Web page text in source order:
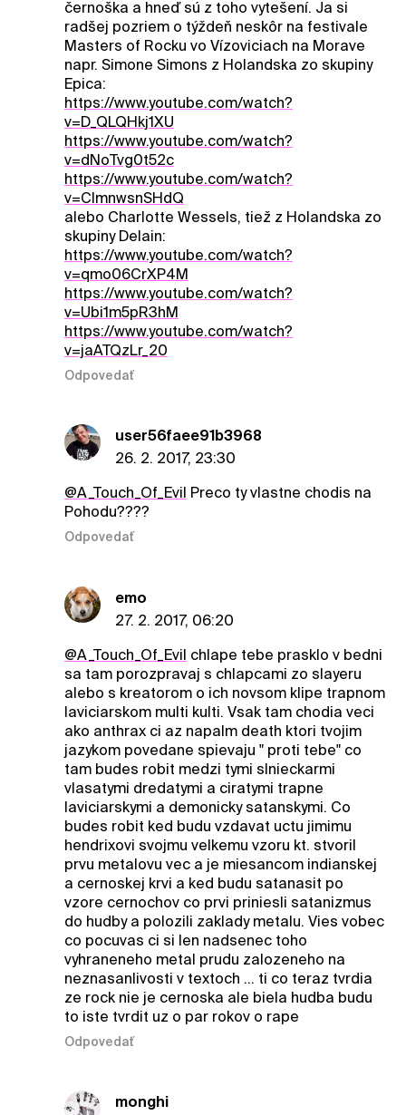
černoška a hneď sú z toho vytešení. Ja si
radšej pozriem o týždeň neskôr na festivale
Masters of Rocku vo Vízoviciach na Morave
napr. Simone Simons z Holandska zo skupiny
Epica:
https://www.youtube.com/watch?
v=D_QLQHkj1XU
https://www.youtube.com/watch?
v=dNoTvg0t52c
https://www.youtube.com/watch?
v=ClmnwsnSHdQ
alebo Charlotte Wessels, tiež z Holandska zo
skupiny Delain:
https://www.youtube.com/watch?
v=qmo06CrXP4M
https://www.youtube.com/watch?
v=Ubi1m5pR3hM
https://www.youtube.com/watch?
v=jaATQzLr_20
Odpovedať
user56faee91b3968
26. 2. 2017, 23:30
@A_Touch_Of_Evil Preco ty vlastne chodis na
Pohodu????
Odpovedať
emo
27. 2. 2017, 06:20
@A_Touch_Of_Evil chlape tebe prasklo v bedni
sa tam porozpravaj s chlapcami zo slayeru
alebo s kreatorom o ich novsom klipe trapnom
laviciarskom multi kulti. Vsak tam chodia veci
ako anthrax ci az napalm death ktori tvojim
jazykom povedane spievaju " proti tebe" co
tam budes robit medzi tymi slnieckarmi
vlasatymi dredatymi a ciratymi trapne
laviciarskymi a demonicky satanskymi. Co
budes robit ked budu vzdavat uctu jimimu
hendrixovi svojmu velkemu vzoru kt. stvoril
prvu metalovu vec a je miesancom indianskej
a cernoskej krvi a ked budu satanasit po
vzore cernochov co prvi priniesli satanizmus
do hudby a polozili zaklady metalu. Vies vobec
co pocuvas ci si len nadsenec toho
vyhraneneho metal prudu zalozeneho na
neznasanlivosti v textoch ... ti co teraz tvrdia
ze rock nie je cernoska ale biela hudba budu
to iste tvrdit uz o par rokov o rape
Odpovedať
monghi